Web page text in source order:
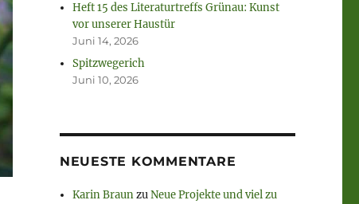
Heft 15 des Literaturtreffs Grünau: Kunst
vor unserer Haustür
Juni 14, 2026
Spitzwegerich
Juni 10, 2026
NEUESTE KOMMENTARE
Karin BraunzuNeue Projekte und viel zu